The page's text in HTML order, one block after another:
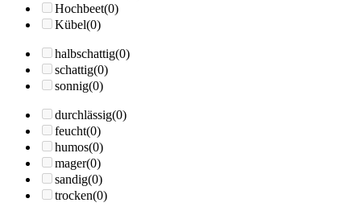
Hochbeet(0)
Kübel(0)
halbschattig(0)
schattig(0)
sonnig(0)
durchlässig(0)
feucht(0)
humos(0)
mager(0)
sandig(0)
trocken(0)